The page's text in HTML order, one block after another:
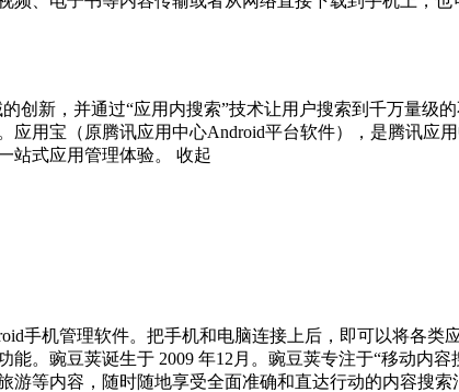
创新，并通过“应用内搜索”技术让用户搜索到千万量
用宝（原腾讯应用中心Android平台软件），是腾讯应
站式应用管理体验。
收起
手机管理软件。把手机和电脑连接上后，即可以将各
。豌豆荚诞生于 2009 年12月。豌豆荚专注于“移动内
等内容，随时随地享受全面准确和直达行动的内容搜索